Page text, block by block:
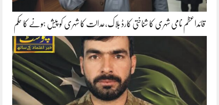
قائداعظم نامی شہری کا شناختی کارڈ بلاک،عدالت کا شہری کو پیش ہونے کا حکم